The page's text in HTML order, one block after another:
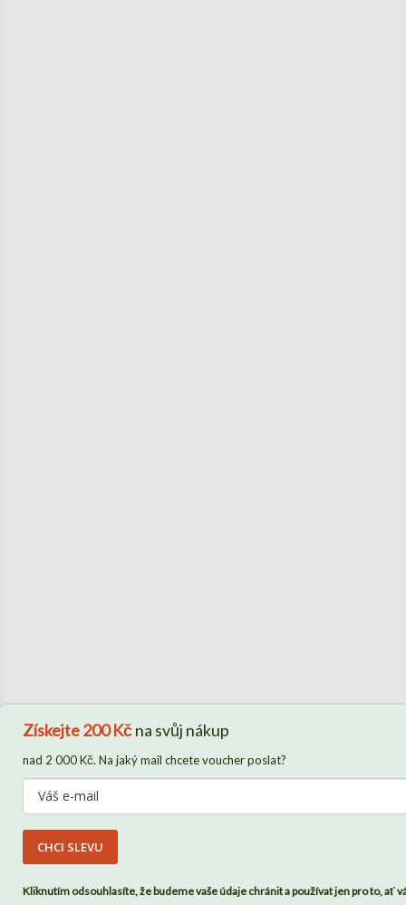
Získejte200 Kčna svůj nákup
nad 2 000 Kč. Na jaký mail chcete voucher poslat?
CHCI SLEVU
Kliknutím odsouhlasíte, že budeme vaše údaje chránit a používat jen pro to, ať